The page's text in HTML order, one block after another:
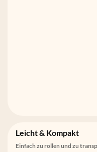
Leicht & Kompakt
Einfach zu rollen und zu